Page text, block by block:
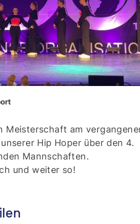
Meisterschaft am
Hip Hoper über den 4.
Mannschaften.
und weiter so!